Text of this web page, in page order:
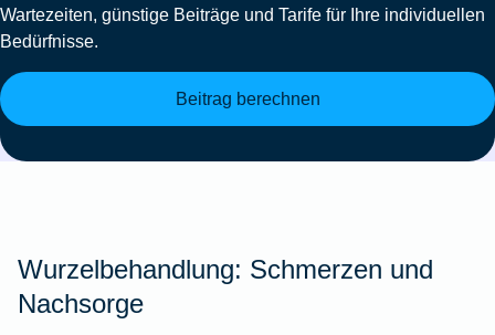
Wartezeiten, günstige Beiträge und Tarife für Ihre individuellen
Bedürfnisse.
Beitrag berechnen
Wurzelbehandlung: Schmerzen und
Nachsorge